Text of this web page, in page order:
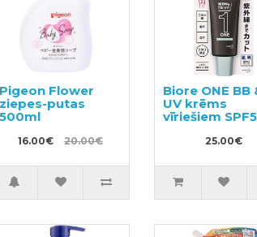
Pigeon Flower
ziepes-putas
500ml
16.00€ 20.00€
Biore ONE BB
UV krēms
vīriešiem
25.00€